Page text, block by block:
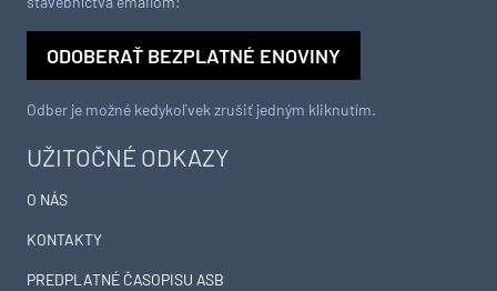
UŽITOČNÉ ODKAZY
O NÁS
KONTAKTY
PREDPLATNÉ ČASOPISU ASB
ODOBERAŤ BEZPLATNÉ ENOVINY
Odber je možné kedykoľvek zrušiť jedným kliknutím.